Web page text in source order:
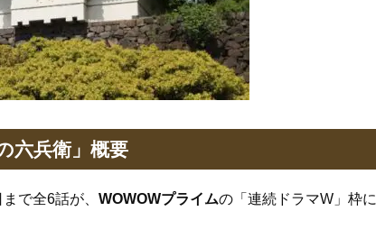
六兵衛」概要
で全6話が、 WOWOWプライムの「連続ドラマW」枠に